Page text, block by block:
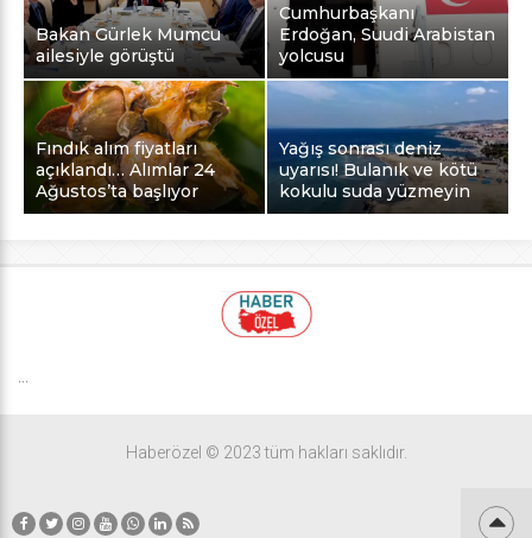
Bakan Gürlek Mumcu
ailesiyle görüştü
Cumhurbaşkanı
Erdoğan, Suudi Arabistan
yolcusu
Fındık alım fiyatları
açıklandı… Alımlar 24
Ağustos’ta başlıyor
Yağış sonrası deniz
uyarısı! Bulanık ve kötü
kokulu suda yüzmeyin
Haberözel © 2023 tüm hakları saklıdır.